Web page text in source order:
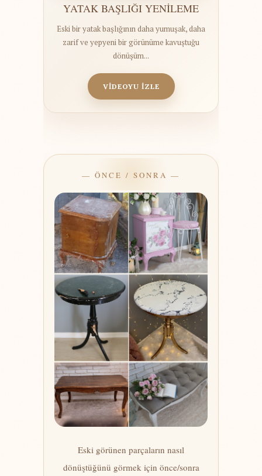
YATAK BAŞLIĞI YENİLEME
Eski bir yatak başlığının daha yumuşak, daha
zarif ve yepyeni bir görünüme kavuştuğu
dönüşüm...
VİDEOYU İZLE
— ÖNCE / SONRA —
Eski görünen parçaların nasıl
dönüştüğünü görmek için önce/sonra